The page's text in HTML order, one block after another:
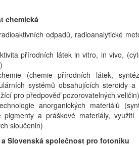
chemická
odpadů, radioanalytické
přírodních látek in vitro, in vivo,
(chemie přírodních látek,
systémů obsahujících steroidy
pro předpověď pozorovatelných veličin)
anorganických materiálů
pigmenty a práškové materiály,
sloučenin)
a Slovenská společnost pro fotoniku